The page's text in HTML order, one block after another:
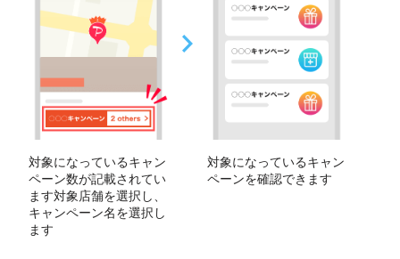
対象になっているキャン
ペーン数が記載されてい
ます対象店舗を選択し、
キャンペーン名を選択し
ます
対象になっているキャン
ペーンを確認できます